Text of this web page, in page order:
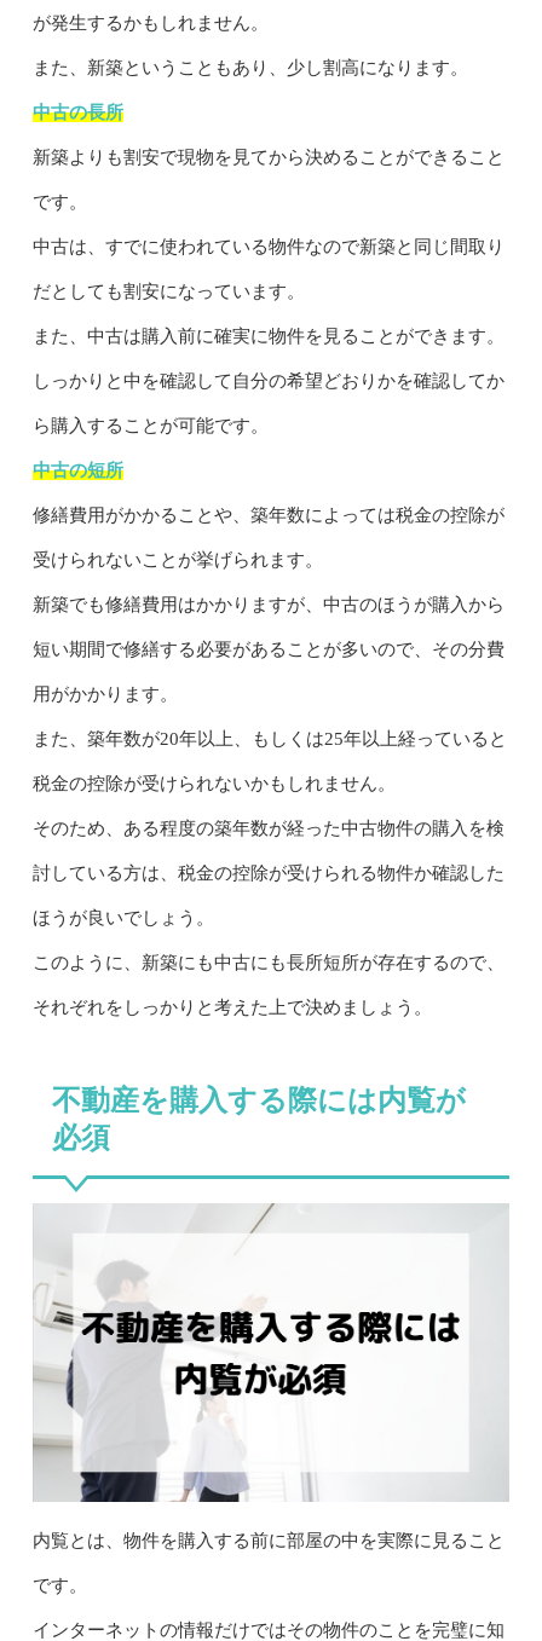
が発生するかもしれません。
また、新築ということもあり、少し割高になります。
中古の長所
新築よりも割安で現物を見てから決めることができること
です。
中古は、すでに使われている物件なので新築と同じ間取り
だとしても割安になっています。
また、中古は購入前に確実に物件を見ることができます。
しっかりと中を確認して自分の希望どおりかを確認してか
ら購入することが可能です。
中古の短所
修繕費用がかかることや、築年数によっては税金の控除が
受けられないことが挙げられます。
新築でも修繕費用はかかりますが、中古のほうが購入から
短い期間で修繕する必要があることが多いので、その分費
用がかかります。
また、築年数が20年以上、もしくは25年以上経っていると
税金の控除が受けられないかもしれません。
そのため、ある程度の築年数が経った中古物件の購入を検
討している方は、税金の控除が受けられる物件か確認した
ほうが良いでしょう。
このように、新築にも中古にも長所短所が存在するので、
それぞれをしっかりと考えた上で決めましょう。
不動産を購入する際には内覧が
必須
内覧とは、物件を購入する前に部屋の中を実際に見ること
です。
インターネットの情報だけではその物件のことを完璧に知